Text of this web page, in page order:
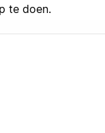
te doen.